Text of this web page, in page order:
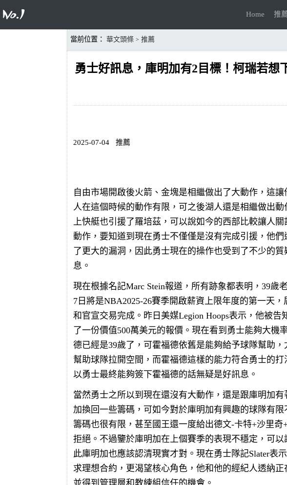
Home 推
當前位置： 華文頭條 > 推薦
勇士好訊息，庫明加有2目標！柯瑞若想
2025-07-04 推薦
自由市場開啟後火箭、金塊是相繼做出了大動作，這
人在這個時候的動作有限，可之後湖人還是相繼做出
上快艇也引援了羅培茲，可以說如今的西部比較讓人
動作，要知道到現在勇士不僅僅是沒有完成引援，他
了更大的漏洞，因此勇士現在的操作也受到了不少的
息。
現在根據名記Marc Stein報道，所有跡象都表明，39歲
7日將是NBA2025-26賽季開啟薪資上限年度的第一天
和官宣交易完成。昨日美媒Legion Hoops表示，他被
了一份價值500萬美元的報價。現在看到勇士能夠大機
德已經是39歲了，可霍福德依舊是能夠給予球隊幫助
幫助球隊拉開空間，而霍福德這樣的能力符合勇士的
以勇士最終能夠簽下霍福德的話無疑是好訊息。
當然勇士之所以到現在還沒有大動作，還是跟庫明加
加換回一些籌碼，可如今對於庫明加有興趣的球隊有
籌碼也很有限，甚至國王還一度給出德文-卡特+沙里
拒絕。不過鑒於庫明加在上個賽季的表現不穩定，可
此庫明加也應該認清現實才對。現在勇士隊記Slater表
求理想合約，更渴望核心角色，他和他的經紀人透納
並得到管理層和教練組信任的機會。